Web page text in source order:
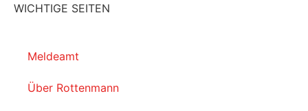
WICHTIGE SEITEN
Meldeamt
Über Rottenmann